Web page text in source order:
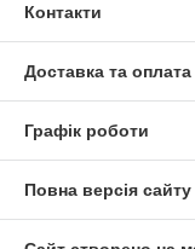
Контакти
Доставка та оплата
Графік роботи
Повна версія сайту